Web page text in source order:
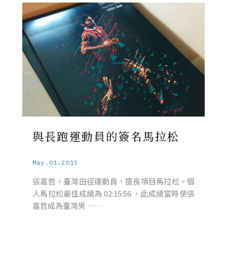
與長跑運動員的簽名馬拉松
May.01.2015
張嘉哲，臺灣田徑運動員，擅長項目馬拉松。個
人馬拉松最佳成績為 02:15:56 ，此成績當時使張
嘉哲成為臺灣男 ……